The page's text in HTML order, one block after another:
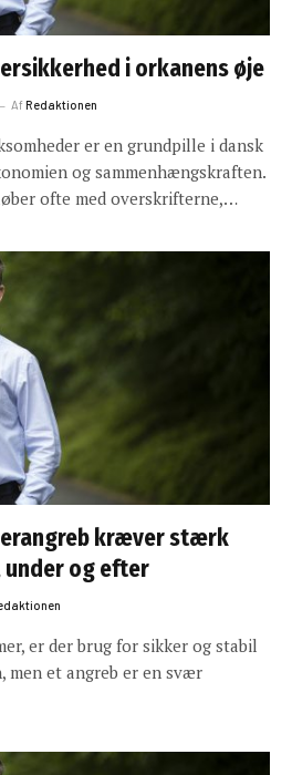
i orkanens øje
AfRedaktionen
er en grundpille i dansk
og sammenhængskraften.
ofte med overskrifterne,…
kræver stærk
under og efter
er der brug for sikker og stabil
men et angreb er en svær